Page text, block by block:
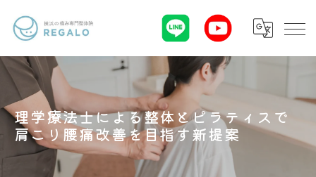
理学療法士による整体とピラティスで
肩こり腰痛改善を目指す新提案